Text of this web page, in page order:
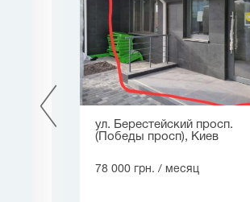
ул. Берестейский просп.
(Победы просп), Киев
78 000 грн. / месяц